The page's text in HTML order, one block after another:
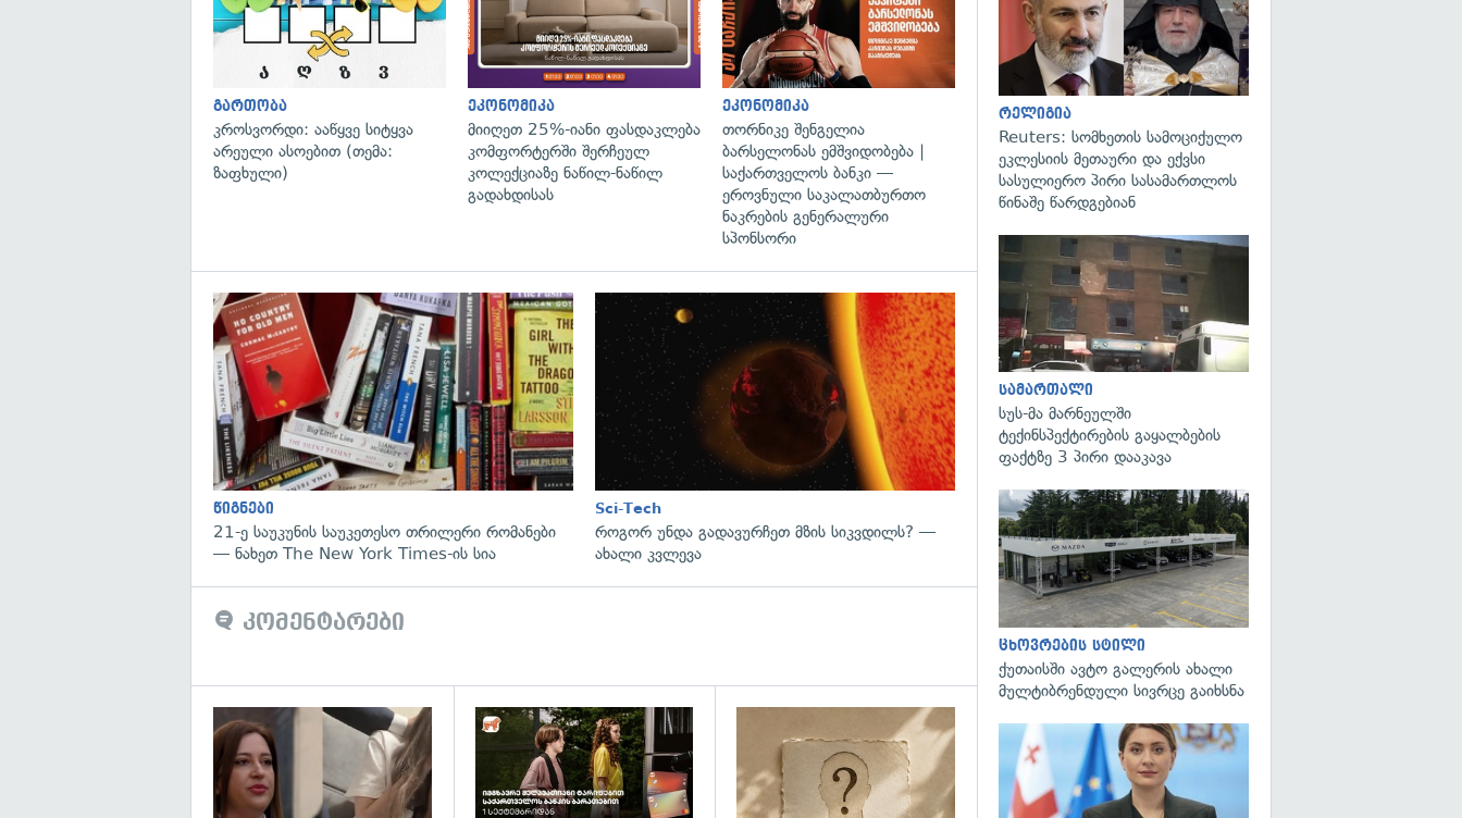
გართობა
კროსვორდი: ააწყვე სიტყვა
არეული ასოებით (თემა:
ზაფხული)
ეკონომიკა
მიიღეთ 25%-იანი ფასდაკლება
კომფორტერში შერჩეულ
კოლექციაზე ნაწილ-ნაწილ
გადახდისას
ეკონომიკა
თორნიკე შენგელია
ბარსელონას ემშვიდობება |
საქართველოს ბანკი —
ეროვნული საკალათბურთო
ნაკრების გენერალური
სპონსორი
გადახედვა
წიგნები
21-ე საუკუნის საუკეთესო თრილერი რომანები
— ნახეთ The New York Times-ის სია
გადახედვა
Sci-Tech
როგორ უნდა გადავურჩეთ მზის სიკვდილს? —
ახალი კვლევა
კომენტარები
გადახედვა
რელიგია
Reuters: სომხეთის სამოციქულო
ეკლესიის მეთაური და ექვსი
სასულიერო პირი სასამართლოს
წინაშე წარდგებიან
სამართალი
სუს-მა მარნეულში
ტექინსპექტირების გაყალბების
ფაქტზე 3 პირი დააკავა
ცხოვრების სტილი
ქუთაისში ავტო გალერის ახალი
მულტიბრენდული სივრცე გაიხსნა